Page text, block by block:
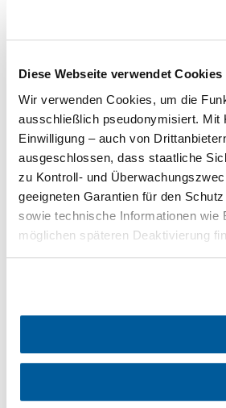
Diese Webseite verwendet Cookies
Wir verwenden Cookies, um die
ausschließlich pseudonymisiert. Mit
Einwilligung – auch von
ausgeschlossen, dass staatliche
zu Kontroll- und
geeigneten Garantien für den
sowie technische Informationen wie
möglichen späteren Deaktivierung